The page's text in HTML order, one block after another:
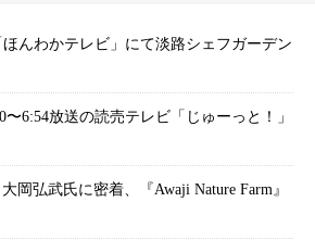
んわかテレビ」にて淡路シェフガーデン
〜6:54放送の読売テレビ「じゅーっと！」
岡弘武氏に密着、『Awaji Nature Farm』